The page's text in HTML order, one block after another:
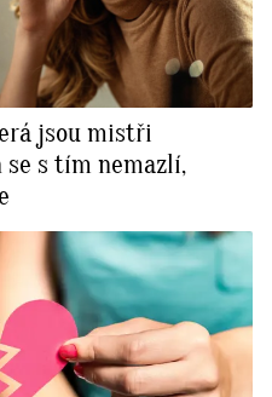
jsou mistři
se s tím nemazlí,